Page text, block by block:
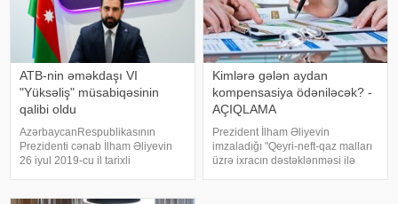
ATB-nin əməkdaşı VI
"Yüksəliş" müsabiqəsinin
qalibi oldu
AzərbaycanRespublikasının
Prezidenti cənab İlham Əliyevin
26 iyul 2019-cu il tarixli
Kimlərə gələn aydan
kompensasiya ödəniləcək? -
AÇIQLAMA
Prezident İlham Əliyevin
imzaladığı "Qeyri-neft-qaz malları
üzrə ixracın dəstəklənməsi ilə